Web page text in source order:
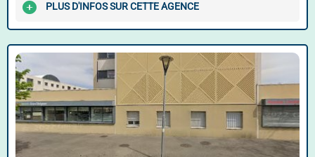
PLUS D'INFOS SUR CETTE AGENCE